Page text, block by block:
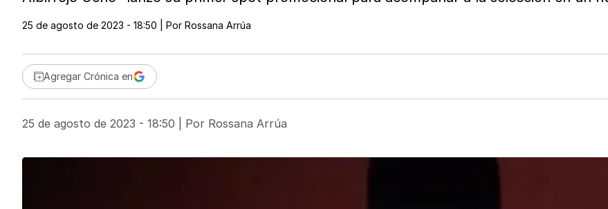
25 de agosto de 2023 - 18:50 | Por Rossana Arrúa
Agregar Crónica en
25 de agosto de 2023 - 18:50 | Por Rossana Arrúa